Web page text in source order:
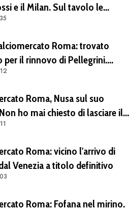
e il Milan. Sul tavolo le
di Leao e Soulé
Roma: trovato
per il rinnovo di Pellegrini.
di un solo anno
Roma, Nusa sul suo
ho mai chiesto di lasciare il
ancora al lavoro
Roma: vicino l'arrivo di
Venezia a titolo definitivo
Roma: Fofana nel mirino.